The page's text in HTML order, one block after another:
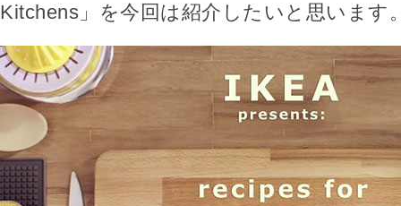
Kitchens」を今回は紹介したいと思います